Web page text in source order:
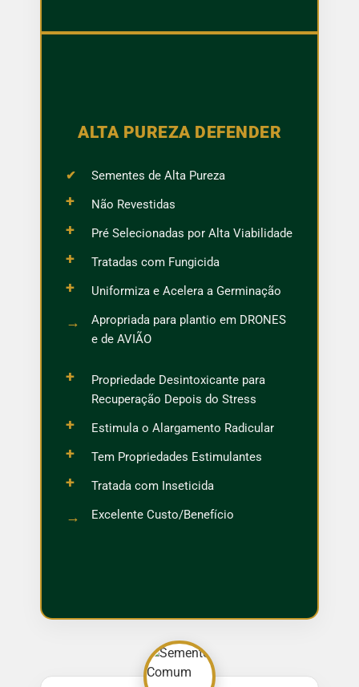
ALTA PUREZA DEFENDER
✔ Sementes de Alta Pureza
+ Não Revestidas
+ Pré Selecionadas por Alta Viabilidade
+ Tratadas com Fungicida
+ Uniformiza e Acelera a Germinação
→
Apropriada para plantio em DRONES
e de AVIÃO
+
Propriedade Desintoxicante para
Recuperação Depois do Stress
+ Estimula o Alargamento Radicular
+ Tem Propriedades Estimulantes
+ Tratada com Inseticida
→ Excelente Custo/Benefício